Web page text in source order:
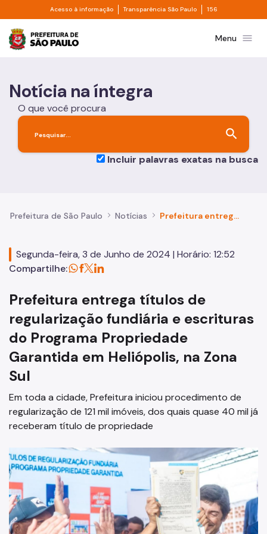
Pular para o Conteúdo principal
Acesso à informação Divisor de acesso à informação
Transparência São Paulo Divisor de
156
Prefeitura de São PauloMenu menu
Notícia na íntegra
O que você procura
search
Incluir palavras exatas na busca
Prefeitura de São Paulo Notícias Prefeitura entrega títulos de regularização fundiária e escrituras do Programa Propriedade Garantida em Heliópolis, na Zona Sul
Segunda-feira, 3 de Junho de 2024 | Horário: 12:52
Compartilhe:
Prefeitura entrega títulos de
regularização fundiária e escrituras
do Programa Propriedade
Garantida em Heliópolis, na Zona
Sul
Em toda a cidade, Prefeitura iniciou procedimento de
regularização de 121 mil imóveis, dos quais quase 40 mil já
receberam título de propriedade